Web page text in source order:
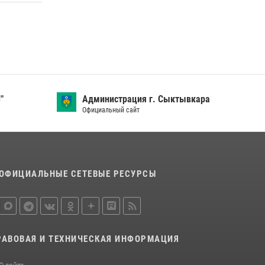
14 июля 2026, 11:49
единицы охотничьего оружия
Администрация г. Сыктывкара
Официальный сайт
СЕТЕВЫЕ РЕСУРСЫ
И ТЕХНИЧЕСКАЯ ИНФОРМАЦИЯ